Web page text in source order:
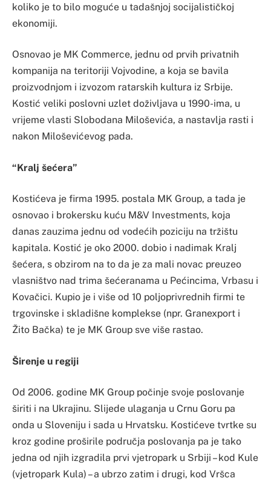
koliko je to bilo moguće u tadašnjoj socijalističkoj
ekonomiji.
Osnovao je MK Commerce, jednu od prvih privatnih
kompanija na teritoriji Vojvodine, a koja se bavila
proizvodnjom i izvozom ratarskih kultura iz Srbije.
Kostić veliki poslovni uzlet doživljava u 1990-ima, u
vrijeme vlasti Slobodana Miloševića, a nastavlja rasti i
nakon Miloševićevog pada.
“Kralj šećera”
Kostićeva je firma 1995. postala MK Group, a tada je
osnovao i brokersku kuću M&V Investments, koja
danas zauzima jednu od vodećih poziciju na tržištu
kapitala. Kostić je oko 2000. dobio i nadimak Kralj
šećera, s obzirom na to da je za mali novac preuzeo
vlasništvo nad trima šećeranama u Pećincima, Vrbasu i
Kovačici. Kupio je i više od 10 poljoprivrednih firmi te
trgovinske i skladišne komplekse (npr. Granexport i
Žito Bačka) te je MK Group sve više rastao.
Širenje u regiji
Od 2006. godine MK Group počinje svoje poslovanje
širiti i na Ukrajinu. Slijede ulaganja u Crnu Goru pa
onda u Sloveniju i sada u Hrvatsku. Kostićeve tvrtke su
kroz godine proširile područja poslovanja pa je tako
jedna od njih izgradila prvi vjetropark u Srbiji – kod Kule
(vjetropark Kula) – a ubrzo zatim i drugi, kod Vršca